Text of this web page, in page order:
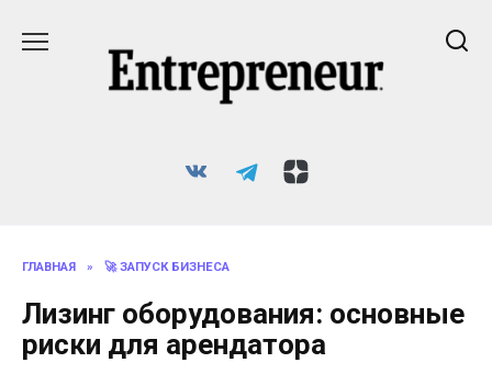
ГЛАВНАЯ » 🚀 ЗАПУСК БИЗНЕСА
Лизинг оборудования: основные
риски для арендатора